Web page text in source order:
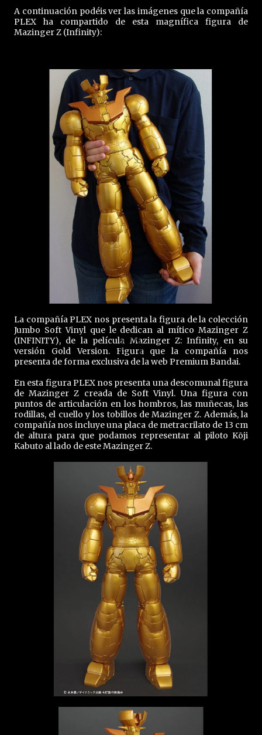
A continuación podéis ver las imágenes que la compañía
PLEX ha compartido de esta magnífica figura de
Mazinger Z (Infinity):
La compañía PLEX nos presenta la figura de la colección
Jumbo Soft Vinyl que le dedican al mítico Mazinger Z
(INFINITY), de la película Mazinger Z: Infinity, en su
versión Gold Version. Figura que la compañía nos
presenta de forma exclusiva de la web Premium Bandai.
En esta figura PLEX nos presenta una descomunal figura
de Mazinger Z creada de Soft Vinyl. Una figura con
puntos de articulación en los hombros, las muñecas, las
rodillas, el cuello y los tobillos de Mazinger Z. Además, la
compañía nos incluye una placa de metracrilato de 13 cm
de altura para que podamos representar al piloto Kōji
Kabuto al lado de este Mazinger Z.